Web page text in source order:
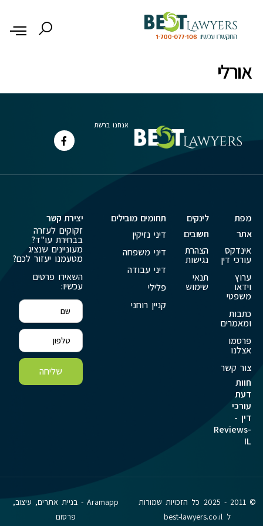
אורלי
אנחנו ברשת
מפת
אתר
אינדקס
עורכי דין
ערוץ
וידאו
משפטי
כתבות
ומאמרים
פרסמו
אצלנו
צור קשר
חוות
דעת
עורכי
דין -
Reviews-
IL
לינקים
חשובים
הצהרת
נגישות
תנאי
שימוש
תחומים מובילים
דיני נזיקין
דיני משפחה
דיני עבודה
פלילי
קניין רוחני
יצירת קשר
זקוקים לעזרה
בבחירת עו"ד?
מעוניינים שנציג
מטעמנו יעזור לכם?
השאירו פרטים
עכשיו:
שליחה
© 2011 - 2025 כל הזכויות שמורות
ל best-lawyers.co.il
Aramapp - בניית אתרים, עיצוב,
פרסום